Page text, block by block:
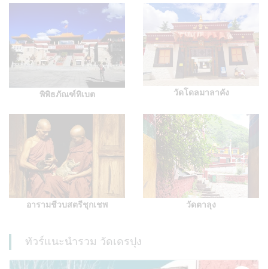
พิพิธภัณฑ์ทิเบต วัดโดลมาลาคัง
อารามชีวบสตรีชุกเชพ วัดตาลุง
ทัวร์แนะนำรวม วัดเดรปุง